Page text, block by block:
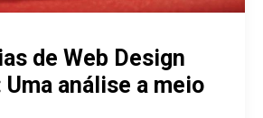
de Web Design
Uma análise a meio